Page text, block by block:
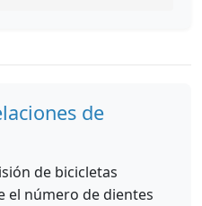
de
de bicicletas
el número de dientes